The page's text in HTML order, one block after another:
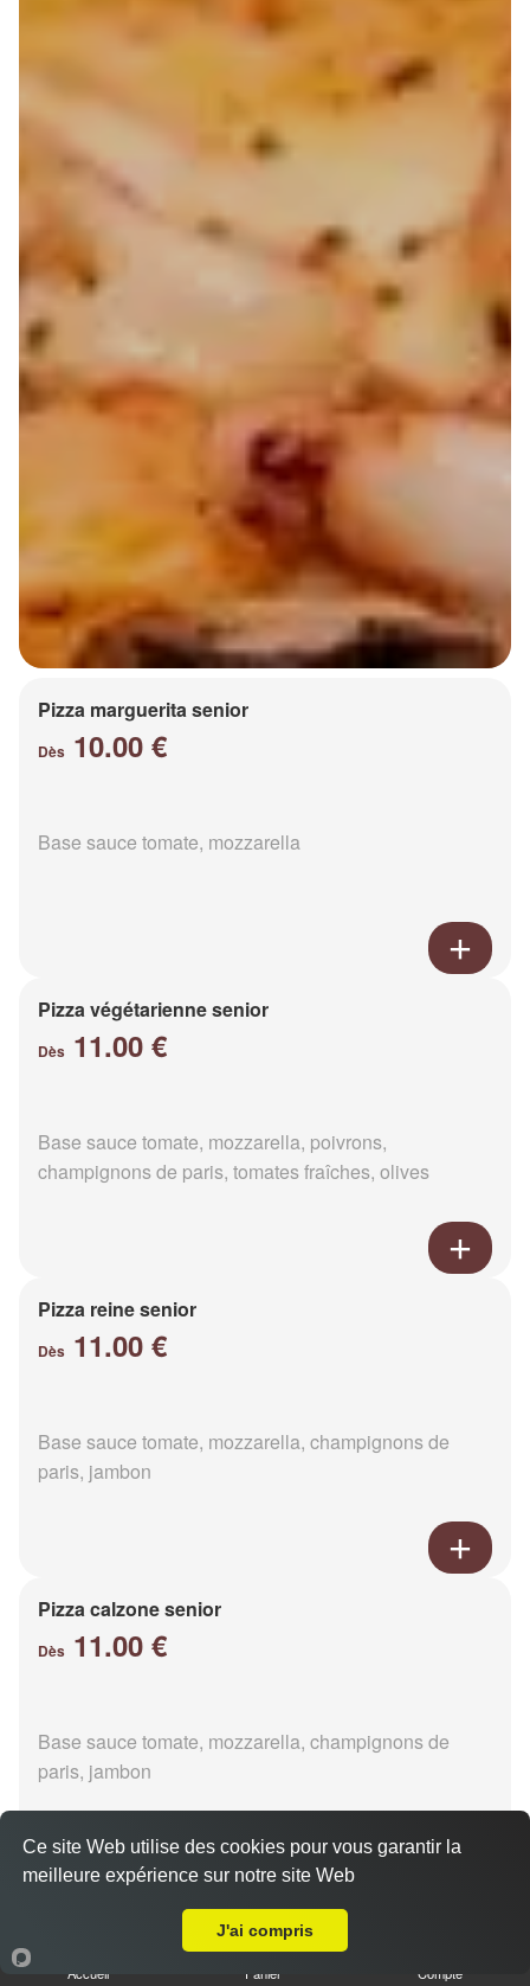
Pizza marguerita senior
Dès 10.00 €
Base sauce tomate, mozzarella
Pizza végétarienne senior
Dès 11.00 €
Base sauce tomate, mozzarella, poivrons,
champignons de paris, tomates fraîches, olives
Pizza reine senior
Dès 11.00 €
Base sauce tomate, mozzarella, champignons de
paris, jambon
Pizza calzone senior
Dès 11.00 €
Base sauce tomate, mozzarella, champignons de
paris, jambon
Pizza 4 fromages senior
Accueil Panier Compte
Ce site Web utilise des cookies pour vous garantir la
meilleure expérience sur notre site Web
J'ai compris